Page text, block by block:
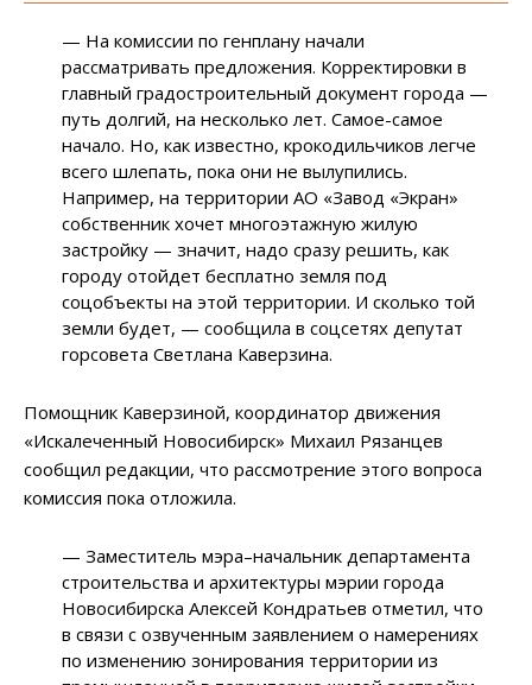
— На комиссии по генплану начали
рассматривать предложения. Корректировки в
главный градостроительный документ города —
путь долгий, на несколько лет. Самое-самое
начало. Но, как известно, крокодильчиков легче
всего шлепать, пока они не вылупились.
Например, на территории АО «Завод «Экран»
собственник хочет многоэтажную жилую
застройку — значит, надо сразу решить, как
городу отойдет бесплатно земля под
соцобъекты на этой территории. И сколько той
земли будет, — сообщила в соцсетях депутат
горсовета Светлана Каверзина.
Помощник Каверзиной, координатор движения
«Искалеченный Новосибирск» Михаил Рязанцев
сообщил редакции, что рассмотрение этого вопроса
комиссия пока отложила.
— Заместитель мэра–начальник департамента
строительства и архитектуры мэрии города
Новосибирска Алексей Кондратьев отметил, что
в связи с озвученным заявлением о намерениях
по изменению зонирования территории из